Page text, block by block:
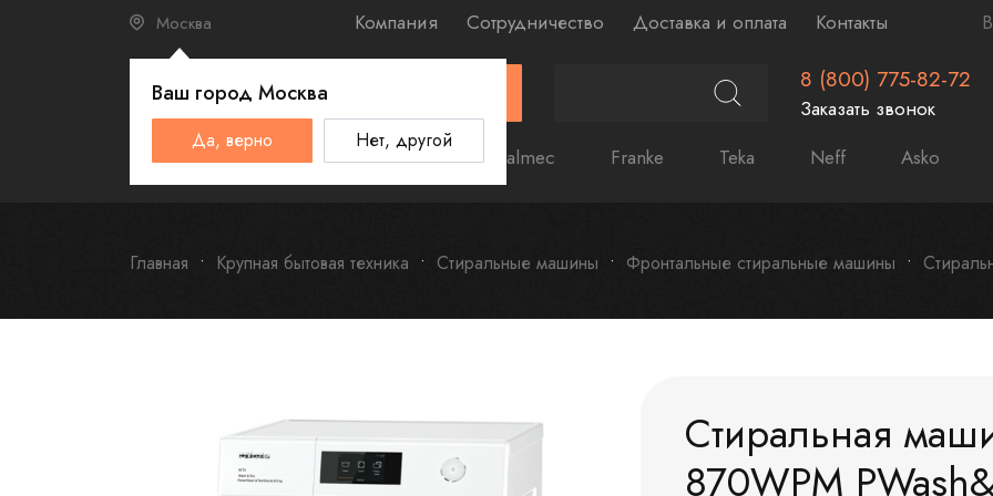
Москва
Ваш город Москва
Да, верно Нет, другой
Компания Сотрудничество Доставка и оплата Контакты
8 (800) 775-82-72
Заказать звонок
Schulthess Smeg Omoikiri Falmec Franke Teka Neff Asko
Главная Крупная бытовая техника Стиральные машины Фронтальные стиральные машины
Стиральная
870WPM